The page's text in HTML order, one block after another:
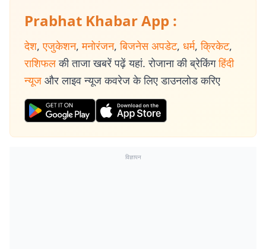
Prabhat Khabar App :
देश, एजुकेशन, मनोरंजन, बिजनेस अपडेट, धर्म, क्रिकेट,
राशिफल की ताजा खबरें पढ़ें यहां. रोजाना की ब्रेकिंग हिंदी
न्यूज और लाइव न्यूज कवरेज के लिए डाउनलोड करिए
विज्ञापन